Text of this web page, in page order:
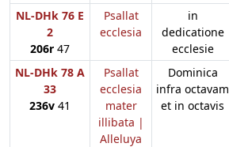
NL-DHk 76 E
2
206r 47
Psallat
ecclesia
in
dedicatione
ecclesie
NL-DHk 78 A
33
236v 41
Psallat
ecclesia
mater
illibata |
Alleluya
Dominica
infra octavam
et in octavis